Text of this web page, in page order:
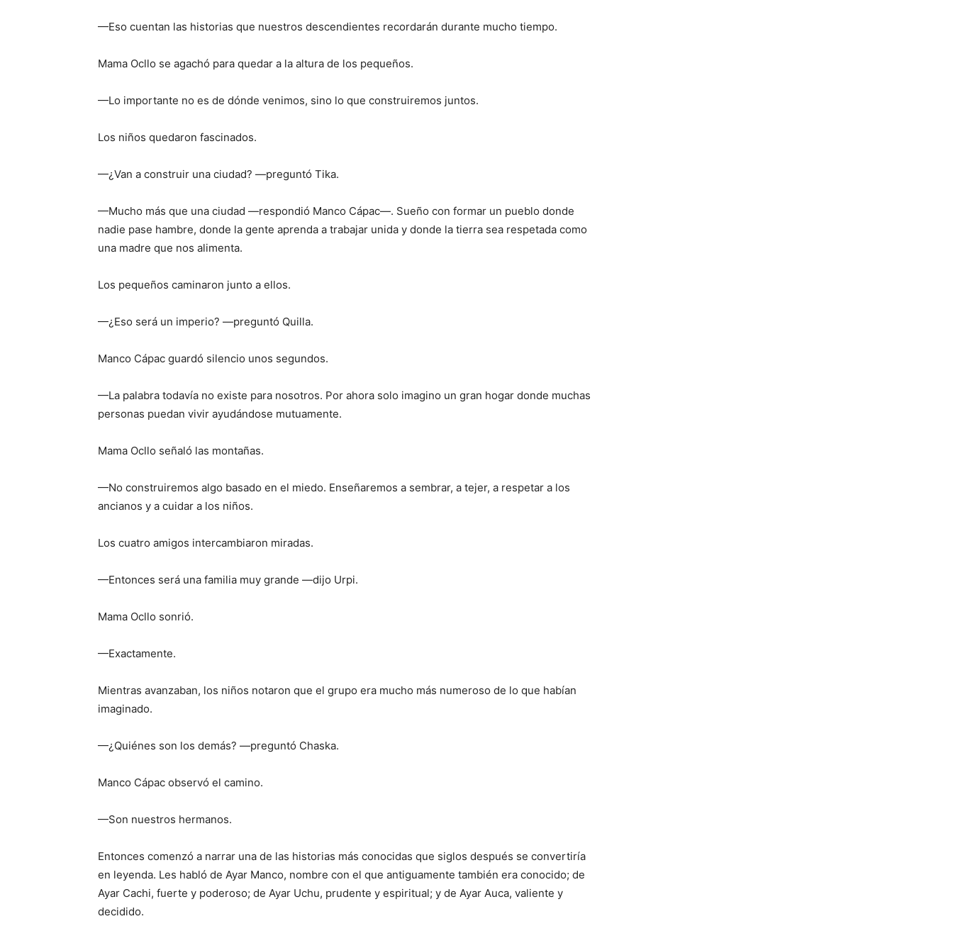
—Eso cuentan las historias que nuestros descendientes recordarán durante mucho tiempo.
Mama Ocllo se agachó para quedar a la altura de los pequeños.
—Lo importante no es de dónde venimos, sino lo que construiremos juntos.
Los niños quedaron fascinados.
—¿Van a construir una ciudad? —preguntó Tika.
—Mucho más que una ciudad —respondió Manco Cápac—. Sueño con formar un pueblo donde
nadie pase hambre, donde la gente aprenda a trabajar unida y donde la tierra sea respetada como
una madre que nos alimenta.
Los pequeños caminaron junto a ellos.
—¿Eso será un imperio? —preguntó Quilla.
Manco Cápac guardó silencio unos segundos.
—La palabra todavía no existe para nosotros. Por ahora solo imagino un gran hogar donde muchas
personas puedan vivir ayudándose mutuamente.
Mama Ocllo señaló las montañas.
—No construiremos algo basado en el miedo. Enseñaremos a sembrar, a tejer, a respetar a los
ancianos y a cuidar a los niños.
Los cuatro amigos intercambiaron miradas.
—Entonces será una familia muy grande —dijo Urpi.
Mama Ocllo sonrió.
—Exactamente.
Mientras avanzaban, los niños notaron que el grupo era mucho más numeroso de lo que habían
imaginado.
—¿Quiénes son los demás? —preguntó Chaska.
Manco Cápac observó el camino.
—Son nuestros hermanos.
Entonces comenzó a narrar una de las historias más conocidas que siglos después se convertiría
en leyenda. Les habló de Ayar Manco, nombre con el que antiguamente también era conocido; de
Ayar Cachi, fuerte y poderoso; de Ayar Uchu, prudente y espiritual; y de Ayar Auca, valiente y
decidido.